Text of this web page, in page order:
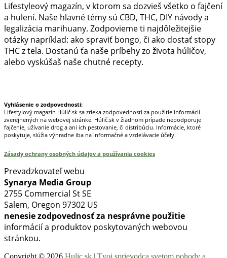
Lifestyleový magazín, v ktorom sa dozvieš všetko o fajčení
a hulení. Naše hlavné témy sú CBD, THC, DIY návody a
legalizácia marihuany. Zodpovieme ti najdôležitejšie
otázky napríklad: ako spraviť bongo, či ako dostať stopy
THC z tela. Dostanú ťa naše príbehy zo života húličov,
alebo vyskúšaš naše chutné recepty.
Vyhlásenie o zodpovednosti:
Lifestylový magazín Húlič.sk sa zrieka zodpovednosti za použitie informácií
zverejnených na webovej stránke. Húlič.sk v žiadnom prípade nepodporuje
fajčenie, užívanie drog a ani ich pestovanie, či distribúciu. Informácie, ktoré
poskytuje, slúžia výhradne iba na informačné a vzdelávacie účely.
Zásady ochrany osobných údajov a používania cookies
Prevadzkovateľ webu
Synarya Media Group
2755 Commercial St SE
Salem, Oregon 97302 US
nenesie zodpovednosť za nesprávne použitie
informácií a produktov poskytovaných webovou
stránkou.